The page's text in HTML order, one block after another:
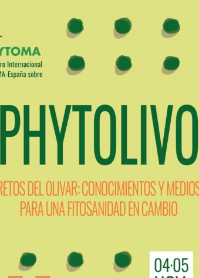
especies resistentes, basados en Rinskor™
más rentables, según la multinacional
de acción, alta flexibilidad de uso y
consumidor.
Protection de Corteva Agriscience, ha
en beneficio del agricultor: “El cultivo del
historia, la compañía ha desarrollado
en la protección de su cultivo y por